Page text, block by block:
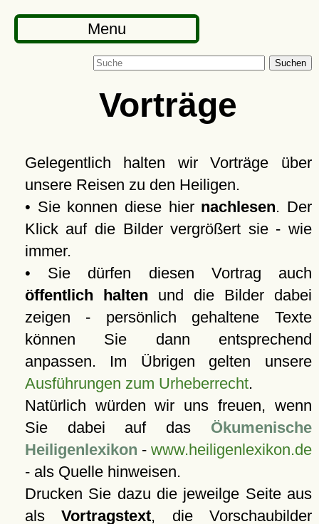
Menu
Suchen
Vorträge
Gelegentlich halten wir Vorträge über
unsere Reisen zu den Heiligen.
• Sie konnen diese hier nachlesen. Der
Klick auf die Bilder vergrößert sie - wie
immer.
• Sie dürfen diesen Vortrag auch
öffentlich halten und die Bilder dabei
zeigen - persönlich gehaltene Texte
können Sie dann entsprechend
anpassen. Im Übrigen gelten unsere
Ausführungen zum Urheberrecht.
Natürlich würden wir uns freuen, wenn
Sie dabei auf das Ökumenische
Heiligenlexikon - www.heiligenlexikon.de
- als Quelle hinweisen.
Drucken Sie dazu die jeweilge Seite aus
alsVortragstext, die Vorschaubilder